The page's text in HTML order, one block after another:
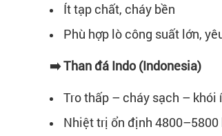
Ít tạp chất, cháy bền
Phù hợp lò công suất lớn,
➡️ Than đá Indo (Indonesia)
Tro thấp – cháy sạch – khói
Nhiệt trị ổn định 4800–5800